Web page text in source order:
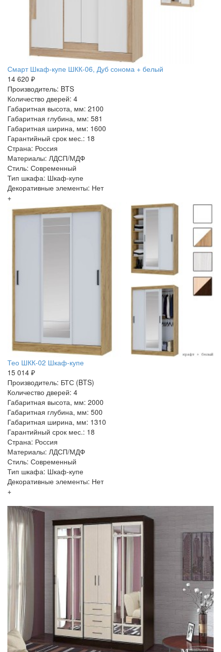
Смарт Шкаф-купе ШКК-06, Дуб сонома + белый
14 620 ₽
Производитель: BTS
Количество дверей: 4
Габаритная высота, мм: 2100
Габаритная глубина, мм: 581
Габаритная ширина, мм: 1600
Гарантийный срок мес.: 18
Страна: Россия
Материалы: ЛДСП/МДФ
Стиль: Современный
Тип шкафа: Шкаф-купе
Декоративные элементы: Нет
+
Тео ШКК-02 Шкаф-купе
15 014 ₽
Производитель: БТС (BTS)
Количество дверей: 4
Габаритная высота, мм: 2000
Габаритная глубина, мм: 500
Габаритная ширина, мм: 1310
Гарантийный срок мес.: 18
Страна: Россия
Материалы: ЛДСП/МДФ
Стиль: Современный
Тип шкафа: Шкаф-купе
Декоративные элементы: Нет
+